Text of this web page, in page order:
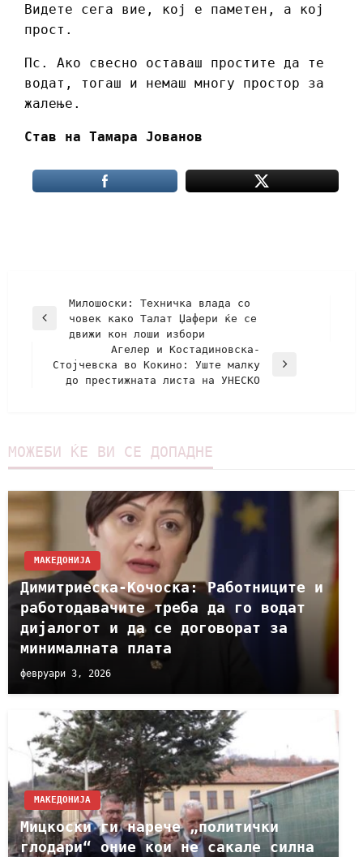
Видете сега вие, кој е паметен, а кој
прост.
Пс. Ако свесно оставаш простите да те
водат, тогаш и немаш многу простор за
жалење.
Став на Тамара Јованов
Милошоски: Техничка влада со
човек како Талат Џафери ќе се
движи кон лоши избори
Агелер и Костадиновска-
Стојчевска во Кокино: Уште малку
до престижната листа на УНЕСКО
МОЖЕБИ ЌЕ ВИ СЕ ДОПАДНЕ
МАКЕДОНИЈА
Димитриеска-Кочоска: Работниците и
работодавачите треба да го водат
дијалогот и да се договорат за
минималната плата
февруари 3, 2026
МАКЕДОНИЈА
Мицкоски ги нарече „политички
глодари“ оние кои не сакале силна